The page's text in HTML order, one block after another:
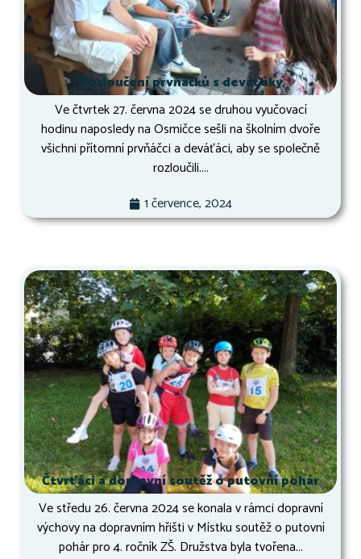
Rozloučení prvňáčků s deváťáky
Ve čtvrtek 27. června 2024 se druhou vyučovací
hodinu naposledy na Osmičce sešli na školním dvoře
všichni přítomní prvňáčci a deváťáci, aby se společně
rozloučili....
1 července, 2024
Čtvrťáci a dopravní soutěž o putovní pohár
Ve středu 26. června 2024 se konala v rámci dopravní
výchovy na dopravním hřišti v Místku soutěž o putovní
pohár pro 4. ročník ZŠ. Družstva byla tvořena...